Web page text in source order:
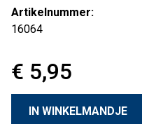
Artikelnummer:
16064
€ 5,95